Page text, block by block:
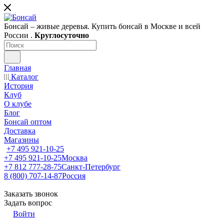
Бонсай – живые деревья. Купить бонсай в Москве и всей
России . Круглосуточно
Главная
Каталог
История
Клуб
О клубе
Блог
Бонсай оптом
Доставка
Магазины
+7 495 921-10-25
+7 495 921-10-25Москва
+7 812 777-28-75Санкт-Петербург
8 (800) 707-14-87Россия
Заказать звонок
Задать вопрос
Войти